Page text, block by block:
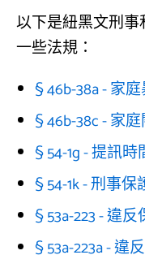
以下是紐黑文刑
一些法規：
§ 46b-38a - 家
§ 46b-38c - 家
§ 54-1g - 提訊時
§ 54-1k - 刑事保
§ 53a-223 - 違
§ 53a-223a - 違